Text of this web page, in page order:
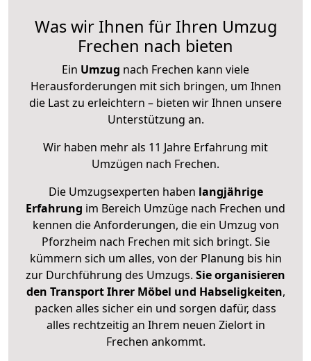
Was wir Ihnen für Ihren Umzug
Frechen nach bieten
Ein Umzug nach Frechen kann viele
Herausforderungen mit sich bringen, um Ihnen
die Last zu erleichtern – bieten wir Ihnen unsere
Unterstützung an.
Wir haben mehr als 11 Jahre Erfahrung mit
Umzügen nach Frechen.
Die Umzugsexperten haben langjährige
Erfahrung im Bereich Umzüge nach Frechen und
kennen die Anforderungen, die ein Umzug von
Pforzheim nach Frechen mit sich bringt. Sie
kümmern sich um alles, von der Planung bis hin
zur Durchführung des Umzugs. Sie organisieren
den Transport Ihrer Möbel und Habseligkeiten,
packen alles sicher ein und sorgen dafür, dass
alles rechtzeitig an Ihrem neuen Zielort in
Frechen ankommt.